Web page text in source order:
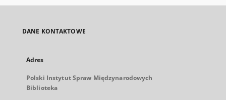
DANE KONTAKTOWE
Adres
Polski Instytut Spraw Międzynarodowych
Biblioteka